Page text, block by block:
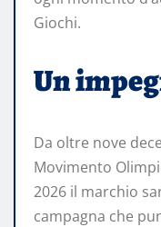
Giochi.
Un
Da oltre nove
Movimento
2026 il marchio
campagna che